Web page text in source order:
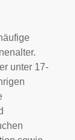
unter 17-